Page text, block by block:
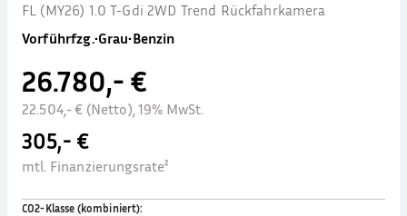
FL (MY26) 1.0 T-Gdi 2WD Trend Rückfahrkamera
Vorführfzg.•Grau•Benzin
26.780,- €
22.504,- € (Netto), 19% MwSt.
305,- €
mtl. Finanzierungsrate²
CO2-Klasse (kombiniert):